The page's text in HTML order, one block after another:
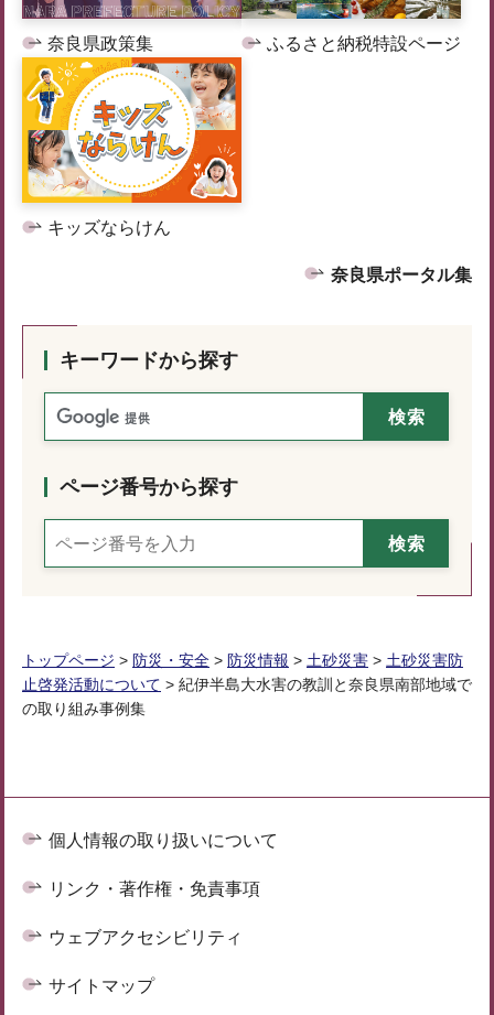
奈良県政策集 ふるさと納税特設ページ
キッズならけん
奈良県ポータル集
キーワードから探す
ページ番号から探す
トップページ > 防災・安全 > 防災情報 > 土砂災害 > 土砂災害防
止啓発活動について > 紀伊半島大水害の教訓と奈良県南部地域で
の取り組み事例集
個人情報の取り扱いについて
リンク・著作権・免責事項
ウェブアクセシビリティ
サイトマップ